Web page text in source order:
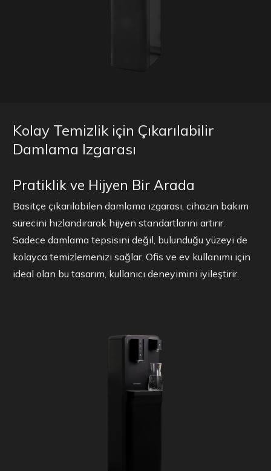
Kolay Temizlik için Çıkarılabilir
Damlama Izgarası
Pratiklik ve Hijyen Bir Arada
Basitçe çıkarılabilen damlama ızgarası, cihazın bakım
sürecini hızlandırarak hijyen standartlarını artırır.
Sadece damlama tepsisini değil, bulunduğu yüzeyi de
kolayca temizlemenizi sağlar. Ofis ve ev kullanımı için
ideal olan bu tasarım, kullanıcı deneyimini iyileştirir.